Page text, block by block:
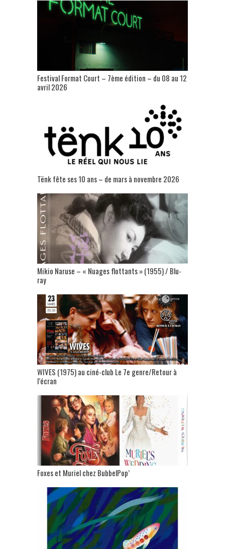
Festival Format Court – 7ème édition – du 08 au 12
avril 2026
Tënk fête ses 10 ans – de mars à novembre 2026
Mikio Naruse – « Nuages flottants » (1955) / Blu-
ray
WIVES (1975) au ciné-club Le 7e genre/Retour à
l’écran
Foxes et Muriel chez BubbelPop’